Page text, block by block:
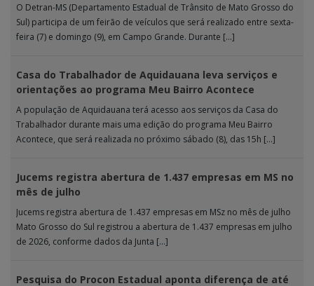
O Detran-MS (Departamento Estadual de Trânsito de Mato Grosso do
Sul) participa de um feirão de veículos que será realizado entre sexta-
feira (7) e domingo (9), em Campo Grande. Durante […]
Casa do Trabalhador de Aquidauana leva serviços e
orientações ao programa Meu Bairro Acontece
A população de Aquidauana terá acesso aos serviços da Casa do
Trabalhador durante mais uma edição do programa Meu Bairro
Acontece, que será realizada no próximo sábado (8), das 15h […]
Jucems registra abertura de 1.437 empresas em MS no
mês de julho
Jucems registra abertura de 1.437 empresas em MSz no mês de julho
Mato Grosso do Sul registrou a abertura de 1.437 empresas em julho
de 2026, conforme dados da Junta […]
Pesquisa do Procon Estadual aponta diferença de até